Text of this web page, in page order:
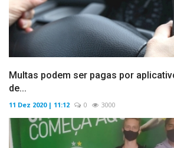
Multas podem ser pagas por
de...
11 Dez 2020 | 11:12 0 3000